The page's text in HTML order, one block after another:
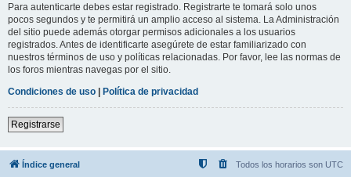
Para autenticarte debes estar registrado. Registrarte te tomará solo unos
pocos segundos y te permitirá un amplio acceso al sistema. La Administración
del sitio puede además otorgar permisos adicionales a los usuarios
registrados. Antes de identificarte asegúrete de estar familiarizado con
nuestros términos de uso y políticas relacionadas. Por favor, lee las normas de
los foros mientras navegas por el sitio.
Condiciones de uso | Política de privacidad
Registrarse
Índice general Todos los horarios son UTC